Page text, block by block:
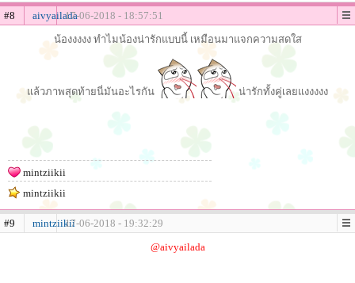
#8 aivyailada17-06-2018 - 18:57:51
น้องงงงง ทำไมน้องน่ารักแบบนี้ เหมือนมาแจกความสดใส
แล้วภาพสุดท้ายนี่มันอะไรกัน น่ารักทั้งคู่เลยแงงงงง
mintziikii
mintziikii
#9 mintziikii17-06-2018 - 19:32:29
@aivyailada